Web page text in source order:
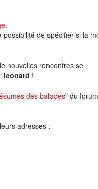
.
de spécifier si la
nouvelles rencontres se
, leonard !
des balades" du
adresses :